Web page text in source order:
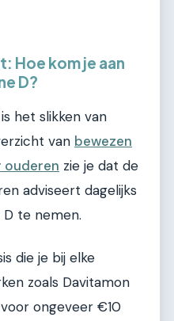
Hoe kom je aan
D?
het slikken van
van bewezen
ouderen zie je dat de
adviseert dagelijks
te nemen.
die je bij elke
zoals Davitamon
ongeveer €10